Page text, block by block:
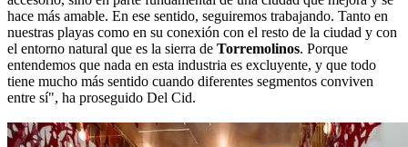
hace más amable. En ese sentido, seguiremos trabajando. Tanto en
nuestras playas como en su conexión con el resto de la ciudad y con
el entorno natural que es la sierra de Torremolinos. Porque
entendemos que nada en esta industria es excluyente, y que todo
tiene mucho más sentido cuando diferentes segmentos conviven
entre sí", ha proseguido Del Cid.